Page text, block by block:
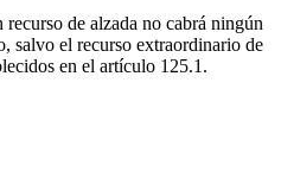
de alzada no cabrá ningún
salvo el recurso extraordinario de
en el artículo 125.1.